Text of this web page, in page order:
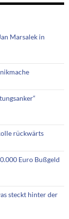
Marsalek in
rückwärts
Euro Bußgeld
steckt hinter der